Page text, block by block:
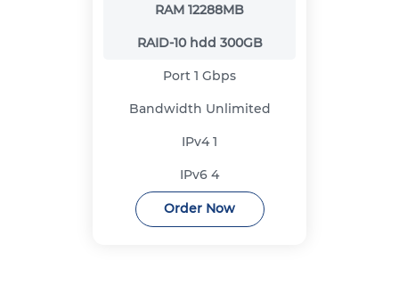
RAM 12288MB
RAID-10 hdd 300GB
Port 1 Gbps
Bandwidth Unlimited
IPv41
IPv6 4
Order Now